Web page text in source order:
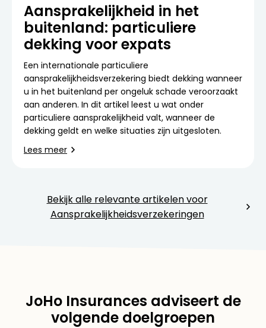
Aansprakelijkheid in het
buitenland: particuliere
dekking voor expats
Een internationale particuliere
aansprakelijkheidsverzekering biedt dekking wanneer
u in het buitenland per ongeluk schade veroorzaakt
aan anderen. In dit artikel leest u wat onder
particuliere aansprakelijkheid valt, wanneer de
dekking geldt en welke situaties zijn uitgesloten.
Lees meer
Bekijk alle relevante artikelen voor
Aansprakelijkheidsverzekeringen
JoHo Insurances adviseert de
volgende doelgroepen